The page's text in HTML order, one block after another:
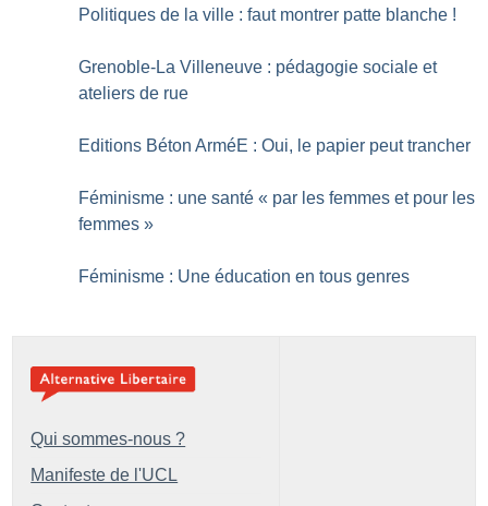
Politiques de la ville : faut montrer patte blanche !
Grenoble-La Villeneuve : pédagogie sociale et
ateliers de rue
Editions Béton ArméE : Oui, le papier peut trancher
Féminisme : une santé « par les femmes et pour les
femmes »
Féminisme : Une éducation en tous genres
Qui sommes-nous ?
Manifeste de l'UCL